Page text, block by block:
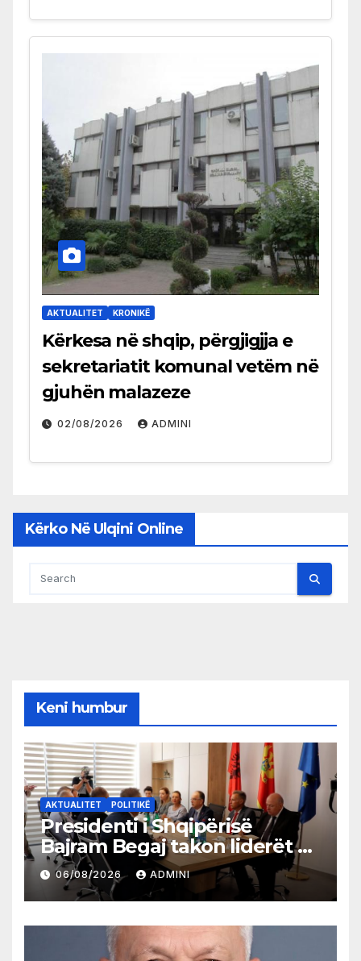
AKTUALITET KRONIKË
Kërkesa në shqip, përgjigjja e
sekretariatit komunal vetëm në
gjuhën malazeze
02/08/2026 ADMINI
Kërko Në Ulqini Online
Keni humbur
AKTUALITET POLITIKË
Presidenti i Shqipërisë
Bajram Begaj takon liderët e
partive shqiptare në Ulqin
06/08/2026 ADMINI